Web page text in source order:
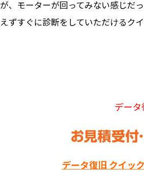
、モーターが回ってみない感じだ
ずすぐに診断をしていただけるク
デー
データ復旧 クイッ